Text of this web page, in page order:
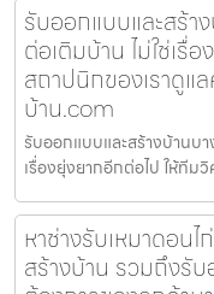
รับออกแบบและสร้า
ต่อเติมบ้าน ไม่ใช่เรื่
สถาปนิกของเราดูแ
บ้าน.com
รับออกแบบและสร้างบ้านบ
เรื่องยุ่งยากอีกต่อไป ให้ทีม
หาช่างรับเหมาดอน
สร้างบ้าน รวมถึงรั